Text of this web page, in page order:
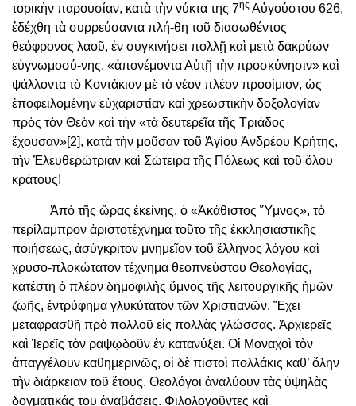
τορικὴν παρουσίαν, κατὰ τὴν νύκτα της 7ης Αὐγούστου 626,
ἐδέχθη τὰ συρρεύσαντα πλή-θη τοῦ διασωθέντος
θεόφρονος λαοῦ, ἐν συγκινήσει πολλῇ καὶ μετὰ δακρύων
εὐγνωμοσύ-νης, «ἀπονέμοντα Αὐτῇ τὴν προσκύνησιν» καὶ
ψάλλοντα τὸ Κοντάκιον μὲ τὸ νέον πλέον προοίμιον, ὡς
ἐποφειλομένην εὐχαριστίαν καὶ χρεωστικὴν δοξολογίαν
πρὸς τὸν Θεὸν καὶ τὴν «τὰ δευτερεῖα τῆς Τριάδος
ἔχουσαν»[2], κατὰ τὴν μοῦσαν τοῦ Ἁγίου Ἀνδρέου Κρήτης,
τὴν Ἐλευθερώτριαν καὶ Σώτειρα τῆς Πόλεως καὶ τοῦ ὅλου
κράτους!
Ἀπὸ τῆς ὥρας ἐκείνης, ὁ «Ἀκάθιστος Ὕμνος», τὸ
περίλαμπρον ἀριστοτέχνημα τοῦτο τῆς ἐκκλησιαστικῆς
ποιήσεως, ἀσύγκριτον μνημεῖον τοῦ ἕλληνος λόγου καὶ
χρυσο-πλοκώτατον τέχνημα θεοπνεύστου Θεολογίας,
κατέστη ὁ πλέον δημοφιλὴς ὕμνος τῆς λειτουργικῆς ἡμῶν
ζωῆς, ἐντρύφημα γλυκύτατον τῶν Χριστιανῶν. Ἔχει
μεταφρασθῆ πρὸ πολλοῦ εἰς πολλὰς γλώσσας. Ἀρχιερεῖς
καὶ Ἱερεῖς τὸν ραψῳδοῦν ἐν κατανύξει. Οἱ Μοναχοὶ τὸν
ἀπαγγέλουν καθημερινῶς, οἱ δὲ πιστοὶ πολλάκις καθ’ ὅλην
τὴν διάρκειαν τοῦ ἔτους. Θεολόγοι ἀναλύουν τὰς ὑψηλὰς
δογματικάς του ἀναβάσεις. Φιλολογοῦντες καὶ